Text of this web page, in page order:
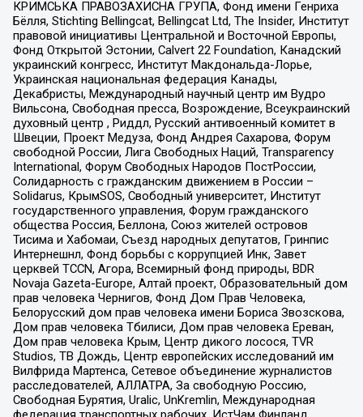
КРИМСЬКА ПРАВОЗАХИСНА ГРУПА, Фонд имени Генриха
Бёлля, Stichting Bellingcat, Bellingcat Ltd, The Insider, Институт
правовой инициативы Центральной и Восточной Европы,
Фонд Открытой Эстонии, Calvert 22 Foundation, Канадский
украинский конгресс, Институт Макдональда-Лорье,
Украинская национальная федерация Канады,
Декабристы, Международный научный центр им Вудро
Вильсона, Свободная пресса, Возрождение, Всеукраинский
духовный центр , Риддл, Русский антивоенный комитет в
Швеции, Проект Медуза, Фонд Андрея Сахарова, Форум
свободной России, Лига Свободных Наций, Transparеncy
International, Форум Свободных Народов ПостРоссии,
Солидарность с гражданским движением в России –
Solidarus, КрымSOS, Свободный университет, Институт
государственного управления, Форум гражданского
общества Россия, Беллона, Союз жителей островов
Тисима и Хабомаи, Съезд народных депутатов, Гринпис
Интернешнл, Фонд борьбы с коррупцией Инк, Завет
церквей TCCN, Агора, Всемирный фонд природы, BDR
Novaja Gazeta-Europe, Алтай проект, Образовательный дом
прав человека Чернигов, Фонд Дом Прав Человека,
Белорусский дом прав человека имени Бориса Звозскова,
Дом прав человека Тбилиси, Дом прав человека Ереван,
Дом прав человека Крым, Центр дикого лосося, TVR
Studios, ТВ Дождь, Центр европейских исследований им
Вилфрида Мартенса, Сетевое объединение журналистов
расследователей, АЛЛАТРА, За свободную Россию,
Свободная Бурятия, Uralic, UnKremlin, Международная